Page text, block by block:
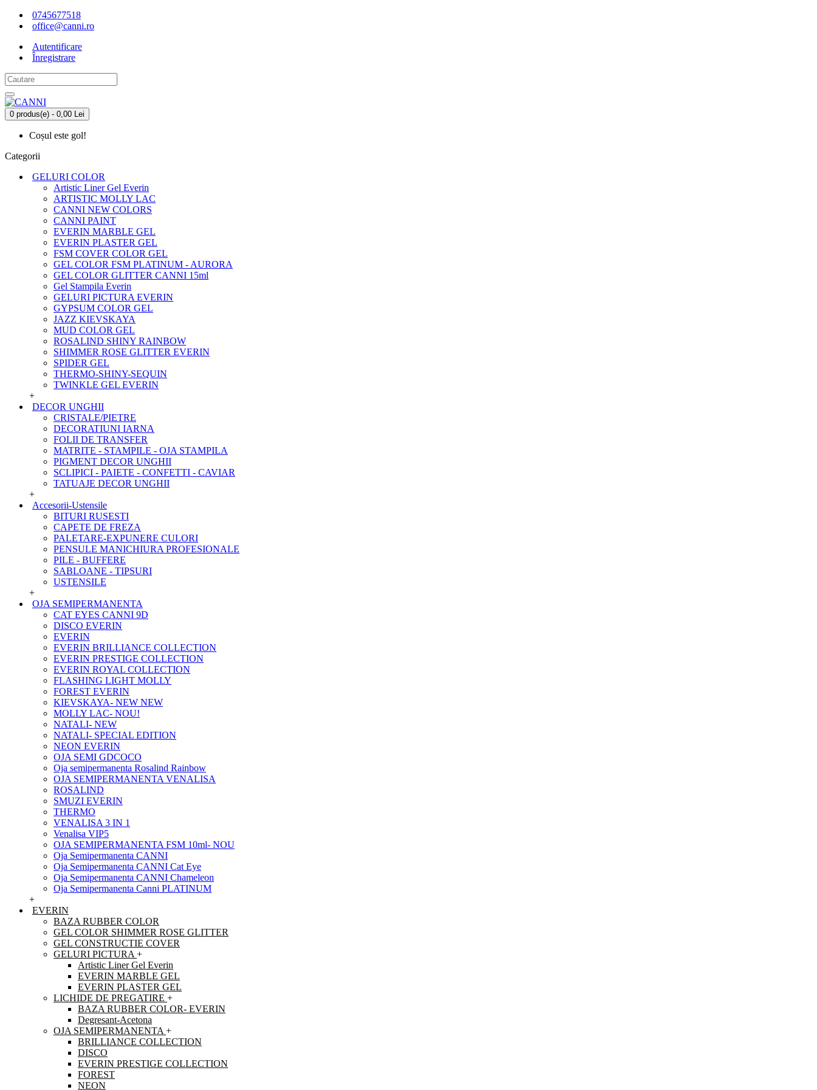
0745677518
office@canni.ro
Autentificare
Înregistrare
0 produs(e) - 0,00 Lei
Coșul este gol!
Categorii
GELURI COLOR
Artistic Liner Gel Everin
ARTISTIC MOLLY LAC
CANNI NEW COLORS
CANNI PAINT
EVERIN MARBLE GEL
EVERIN PLASTER GEL
FSM COVER COLOR GEL
GEL COLOR FSM PLATINUM - AURORA
GEL COLOR GLITTER CANNI 15ml
Gel Stampila Everin
GELURI PICTURA EVERIN
GYPSUM COLOR GEL
JAZZ KIEVSKAYA
MUD COLOR GEL
ROSALIND SHINY RAINBOW
SHIMMER ROSE GLITTER EVERIN
SPIDER GEL
THERMO-SHINY-SEQUIN
TWINKLE GEL EVERIN
+
DECOR UNGHII
CRISTALE/PIETRE
DECORATIUNI IARNA
FOLII DE TRANSFER
MATRITE - STAMPILE - OJA STAMPILA
PIGMENT DECOR UNGHII
SCLIPICI - PAIETE - CONFETTI - CAVIAR
TATUAJE DECOR UNGHII
+
Accesorii-Ustensile
BITURI RUSESTI
CAPETE DE FREZA
PALETARE-EXPUNERE CULORI
PENSULE MANICHIURA PROFESIONALE
PILE - BUFFERE
SABLOANE - TIPSURI
USTENSILE
+
OJA SEMIPERMANENTA
CAT EYES CANNI 9D
DISCO EVERIN
EVERIN
EVERIN BRILLIANCE COLLECTION
EVERIN PRESTIGE COLLECTION
EVERIN ROYAL COLLECTION
FLASHING LIGHT MOLLY
FOREST EVERIN
KIEVSKAYA- NEW NEW
MOLLY LAC- NOU!
NATALI- NEW
NATALI- SPECIAL EDITION
NEON EVERIN
OJA SEMI GDCOCO
Oja semipermanenta Rosalind Rainbow
OJA SEMIPERMANENTA VENALISA
ROSALIND
SMUZI EVERIN
THERMO
VENALISA 3 IN 1
Venalisa VIP5
OJA SEMIPERMANENTA FSM 10ml- NOU
Oja Semipermanenta CANNI
Oja Semipermanenta CANNI Cat Eye
Oja Semipermanenta CANNI Chameleon
Oja Semipermanenta Canni PLATINUM
+
EVERIN
BAZA RUBBER COLOR
GEL COLOR SHIMMER ROSE GLITTER
GEL CONSTRUCTIE COVER
GELURI PICTURA +
Artistic Liner Gel Everin
EVERIN MARBLE GEL
EVERIN PLASTER GEL
LICHIDE DE PREGATIRE +
BAZA RUBBER COLOR- EVERIN
Degresant-Acetona
OJA SEMIPERMANENTA +
BRILLIANCE COLLECTION
DISCO
EVERIN PRESTIGE COLLECTION
FOREST
NEON